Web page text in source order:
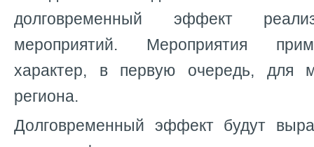
долговременный эффект
мероприятий. Мероприятия
характер, в первую очередь, для
региона.
Долговременный эффект будут